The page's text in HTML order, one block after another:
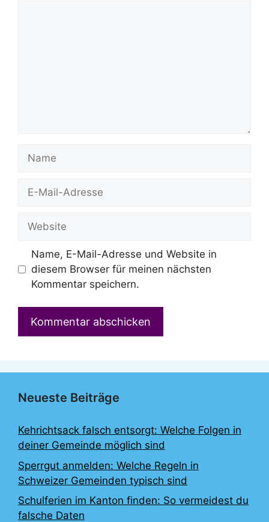
Mail-
Name, E-Mail-Adresse und Website in
diesem Browser für meinen nächsten
Kommentar speichern.
Neueste Beiträge
Kehrichtsack falsch entsorgt: Welche Folgen in
deiner Gemeinde möglich sind
Sperrgut anmelden: Welche Regeln in
Schweizer Gemeinden typisch sind
Schulferien im Kanton finden: So vermeidest du
falsche Daten